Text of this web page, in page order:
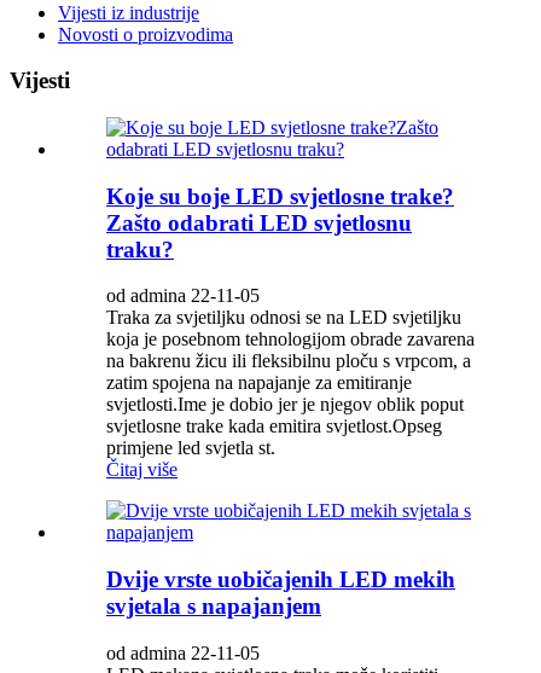
Vijesti iz industrije
Novosti o proizvodima
Vijesti
Koje su boje LED svjetlosne trake?
Zašto odabrati LED svjetlosnu
traku?
od admina 22-11-05
Traka za svjetiljku odnosi se na LED svjetiljku
koja je posebnom tehnologijom obrade zavarena
na bakrenu žicu ili fleksibilnu ploču s vrpcom, a
zatim spojena na napajanje za emitiranje
svjetlosti.Ime je dobio jer je njegov oblik poput
svjetlosne trake kada emitira svjetlost.Opseg
primjene led svjetla st.
Čitaj više
Dvije vrste uobičajenih LED mekih
svjetala s napajanjem
od admina 22-11-05